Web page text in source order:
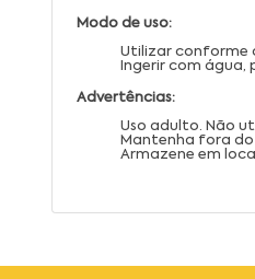
Modo de uso:
Utilizar conforme
Ingerir com água,
Advertências:
Uso adulto. Não
Mantenha fora
Armazene em